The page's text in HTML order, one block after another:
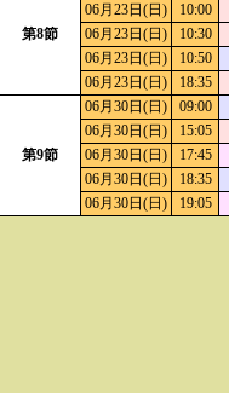
第8節
06月23日(日)
10:00
06月23日(日)
10:30
06月23日(日)
10:50
06月23日(日)
18:35
第9節
06月30日(日) 09:00
06月30日(日)
15:05
06月30日(日)
17:45
06月30日(日)
18:35
06月30日(日)
19:05